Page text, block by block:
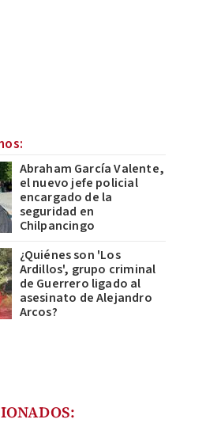
Abraham García Valente,
el nuevo jefe policial
encargado de la
seguridad en
Chilpancingo
¿Quiénes son 'Los
Ardillos', grupo criminal
de Guerrero ligado al
asesinato de Alejandro
Arcos?